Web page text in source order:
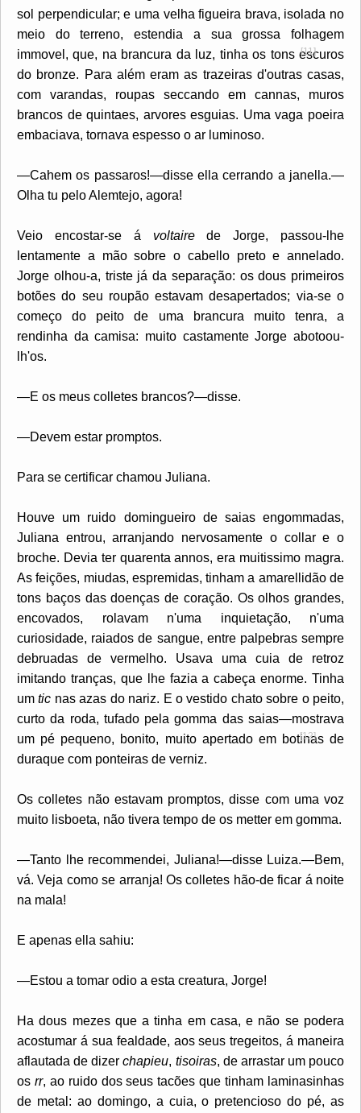
sol perpendicular; e uma velha figueira brava, isolada no
meio do terreno, estendia a sua grossa folhagem
immovel, que, na brancura
[11]
da luz, tinha os tons escuros
do bronze. Para além eram as trazeiras d'outras casas,
com varandas, roupas seccando em cannas, muros
brancos de quintaes, arvores esguias. Uma vaga poeira
embaciava, tornava espesso o ar luminoso.
—Cahem os passaros!—disse ella cerrando a janella.—
Olha tu pelo Alemtejo, agora!
Veio encostar-se á voltairede Jorge, passou-lhe
lentamente a mão sobre o cabello preto e annelado.
Jorge olhou-a, triste já da separação: os dous primeiros
botões do seu roupão estavam desapertados; via-se o
começo do peito de uma brancura muito tenra, a
rendinha da camisa: muito castamente Jorge abotoou-
lh'os.
—E os meus colletes brancos?—disse.
—Devem estar promptos.
Para se certificar chamou Juliana.
Houve um ruido domingueiro de saias engommadas,
Juliana entrou, arranjando nervosamente o collar e o
broche. Devia ter quarenta annos, era muitissimo magra.
As feições, miudas, espremidas, tinham a amarellidão de
tons baços das doenças de coração. Os olhos grandes,
encovados, rolavam n'uma inquietação, n'uma
curiosidade, raiados de sangue, entre palpebras sempre
debruadas de vermelho. Usava uma cuia de retroz
imitando tranças, que lhe fazia a cabeça enorme. Tinha
umtic nas azas do nariz. E o vestido chato sobre o peito,
curto da roda, tufado pela gomma das saias—mostrava
um pé pequeno,
[12]
bonito, muito apertado em botinas de
duraque com ponteiras de verniz.
Os colletes não estavam promptos, disse com uma voz
muito lisboeta, não tivera tempo de os metter em gomma.
—Tanto lhe recommendei, Juliana!—disse Luiza.—Bem,
vá. Veja como se arranja! Os colletes hão-de ficar á noite
na mala!
E apenas ella sahiu:
—Estou a tomar odio a esta creatura, Jorge!
Ha dous mezes que a tinha em casa, e não se podera
acostumar á sua fealdade, aos seus tregeitos, á maneira
aflautada de dizerchapieu, tisoiras, de arrastar um pouco
os rr, ao ruido dos seus tacões que tinham laminasinhas
de metal: ao domingo, a cuia, o pretencioso do pé, as